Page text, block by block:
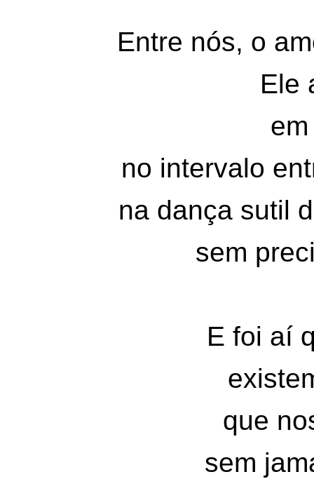
Entre nós, o
Ele
no intervalo
na dança sutil
sem
E foi aí
que
sem